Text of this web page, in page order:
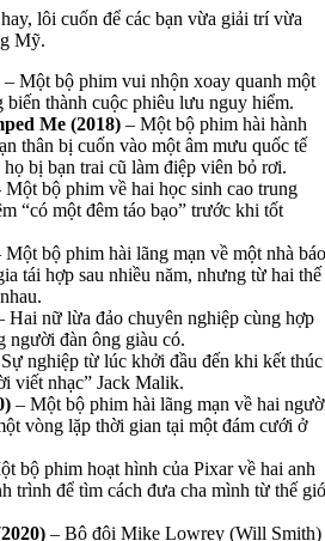
lôi cuốn để các bạn vừa giải trí vừa
Mỹ.
– Một bộ phim vui nhộn xoay quanh một
biến thành cuộc phiêu lưu nguy hiểm.
Me (2018) – Một bộ phim hài hành
thân bị cuốn vào một âm mưu quốc tế
bị bạn trai cũ làm điệp viên bỏ rơi.
Một bộ phim về hai học sinh cao trung
“có một đêm táo bạo” trước khi tốt
Một bộ phim hài lãng mạn về một nhà báo
tái hợp sau nhiều năm, nhưng từ hai thế
Hai nữ lừa đảo chuyên nghiệp cùng hợp
người đàn ông giàu có.
nghiệp từ lúc khởi đầu đến khi kết thúc
viết nhạc” Jack Malik.
– Một bộ phim hài lãng mạn về hai
vòng lặp thời gian tại một đám cưới ở
bộ phim hoạt hình của Pixar về hai anh
trình để tìm cách đưa cha mình từ thế
– Bộ đôi Mike Lowrey (Will Smith)